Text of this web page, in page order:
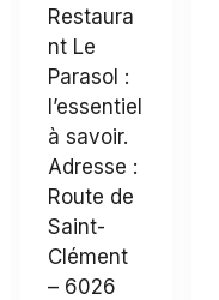
Restaura
nt Le
Parasol :
l’essentiel
à savoir.
Adresse :
Route de
Saint-
Clément
– 6026